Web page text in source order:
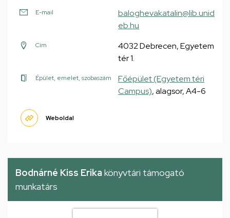
E-mail
baloghevakatalin@lib.unid
eb.hu
Cím
4032 Debrecen, Egyetem
tér 1.
Épület, emelet, szobaszám
Főépület (Egyetem téri
Campus), alagsor, A4-6
Weboldal
Bodnárné Kiss Erika könyvtári támogató
munkatárs